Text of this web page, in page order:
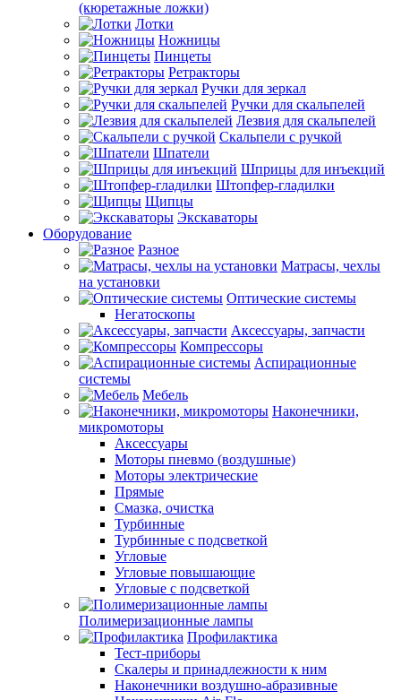
(кюретажные ложки)
Лотки
Ножницы
Пинцеты
Ретракторы
Ручки для зеркал
Ручки для скальпелей
Лезвия для скальпелей
Скальпели с ручкой
Шпатели
Шприцы для инъекций
Штопфер-гладилки
Щипцы
Экскаваторы
Оборудование
Разное
Матрасы, чехлы
на установки
Оптические системы
Негатоскопы
Аксессуары, запчасти
Компрессоры
Аспирационные
системы
Мебель
Наконечники,
микромоторы
Аксессуары
Моторы пневмо (воздушные)
Моторы электрические
Прямые
Смазка, очистка
Турбинные
Турбинные с подсветкой
Угловые
Угловые повышающие
Угловые с подсветкой
Полимеризационные лампы
Профилактика
Тест-приборы
Скалеры и принадлежности к ним
Наконечники воздушно-абразивные